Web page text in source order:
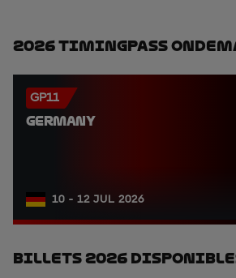
2026 TimingPass
GP11
GERMANY
10 - 12 JUL 2026
Billets 2026